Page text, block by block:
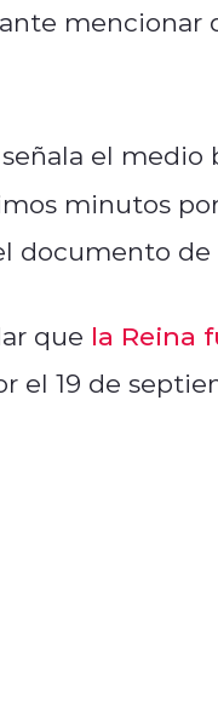
mencionar
el medio
minutos
documento de
que la Reina
el 19 de